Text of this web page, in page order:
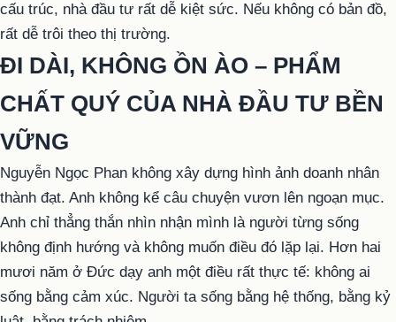
cấu trúc, nhà đầu tư rất dễ kiệt sức. Nếu không có bản đồ,
rất dễ trôi theo thị trường.
ĐI DÀI, KHÔNG ỒN ÀO – PHẨM
CHẤT QUÝ CỦA NHÀ ĐẦU TƯ BỀN
VỮNG
Nguyễn Ngọc Phan không xây dựng hình ảnh doanh nhân
thành đạt. Anh không kể câu chuyện vươn lên ngoạn mục.
Anh chỉ thẳng thắn nhìn nhận mình là người từng sống
không định hướng và không muốn điều đó lặp lại. Hơn hai
mươi năm ở Đức dạy anh một điều rất thực tế: không ai
sống bằng cảm xúc. Người ta sống bằng hệ thống, bằng kỷ